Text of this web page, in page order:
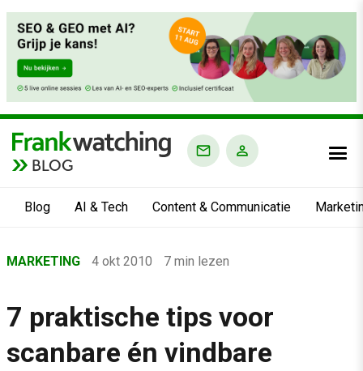
BLOG
Blog AI & Tech Content & Communicatie
›
›
Marketing
MARKETING 4 okt 2010 7 min lezen
7 praktische tips voor
scanbare én vindbare